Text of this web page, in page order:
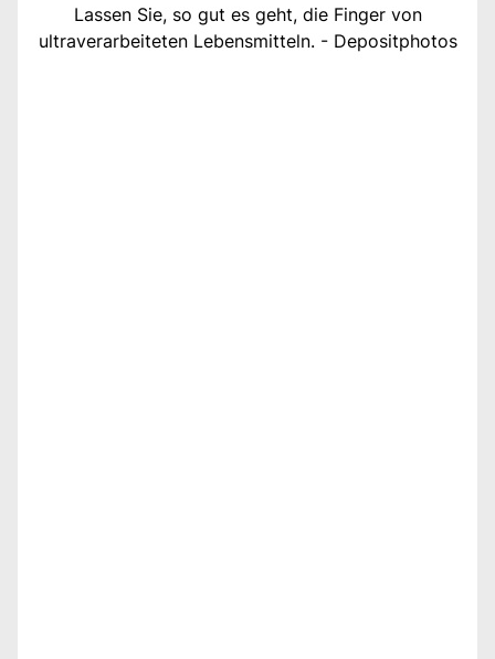
Lassen Sie, so gut es geht, die Finger von
ultraverarbeiteten Lebensmitteln. - Depositphotos